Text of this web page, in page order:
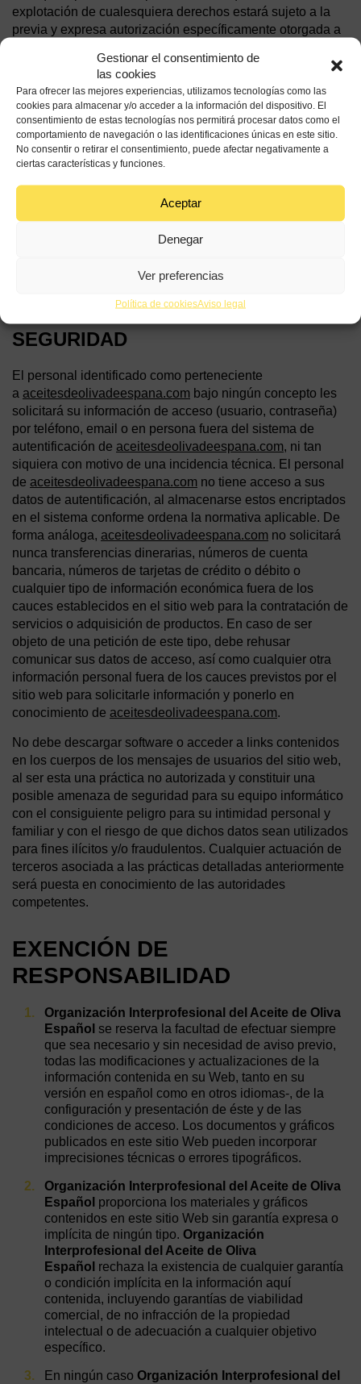
Gestionar el consentimiento de
las cookies
Para ofrecer las mejores experiencias, utilizamos tecnologías como las
cookies para almacenar y/o acceder a la información del dispositivo. El
consentimiento de estas tecnologías nos permitirá procesar datos como el
comportamiento de navegación o las identificaciones únicas en este sitio.
No consentir o retirar el consentimiento, puede afectar negativamente a
ciertas características y funciones.
Aceptar
Denegar
Ver preferencias
Política de cookiesAviso legal
explotación de cualesquiera derechos estará sujeto a la
previa y expresa autorización específicamente otorgada a
Oliva Español o, en su caso, por el tercero titular de los
derechos afectados.
Queda terminantemente prohibida la utilización de tales
elementos, su total o parcial reproducción, comunicación
y/o distribución con fines comerciales o lucrativos, así
como su modificación, alteración, descompilación y/o
cualquier otro acto de explotación del Sitio Web, sus
páginas y/o de los contenidos que en ellas se incorporan.
Para cualquier otro uso distinto de los expresamente
permitidos, será necesario obtener el consentimiento
SEGURIDAD
El personal identificado como perteneciente
a aceitesdeolivadeespana.com bajo ningún concepto les
solicitará su información de acceso (usuario, contraseña)
por teléfono, email o en persona fuera del sistema de
autentificación de aceitesdeolivadeespana.com, ni tan
siquiera con motivo de una incidencia técnica. El personal
de aceitesdeolivadeespana.com no tiene acceso a sus
datos de autentificación, al almacenarse estos encriptados
en el sistema conforme ordena la normativa aplicable. De
forma análoga, aceitesdeolivadeespana.com no solicitará
nunca transferencias dinerarias, números de cuenta
bancaria, números de tarjetas de crédito o débito o
cualquier tipo de información económica fuera de los
cauces establecidos en el sitio web para la contratación de
servicios o adquisición de productos. En caso de ser
objeto de una petición de este tipo, debe rehusar
comunicar sus datos de acceso, así como cualquier otra
información personal fuera de los cauces previstos por el
sitio web para solicitarle información y ponerlo en
conocimiento de aceitesdeolivadeespana.com.
No debe descargar software o acceder a links contenidos
en los cuerpos de los mensajes de usuarios del sitio web,
al ser esta una práctica no autorizada y constituir una
posible amenaza de seguridad para su equipo informático
con el consiguiente peligro para su intimidad personal y
familiar y con el riesgo de que dichos datos sean utilizados
para fines ilícitos y/o fraudulentos. Cualquier actuación de
terceros asociada a las prácticas detalladas anteriormente
será puesta en conocimiento de las autoridades
competentes.
EXENCIÓN DE
RESPONSABILIDAD
Organización Interprofesional del Aceite de Oliva
Español se reserva la facultad de efectuar siempre
que sea necesario y sin necesidad de aviso previo,
todas las modificaciones y actualizaciones de la
información contenida en su Web, tanto en su
versión en español como en otros idiomas-, de la
configuración y presentación de éste y de las
condiciones de acceso. Los documentos y gráficos
publicados en este sitio Web pueden incorporar
imprecisiones técnicas o errores tipográficos.
Organización Interprofesional del Aceite de Oliva
Español proporciona los materiales y gráficos
contenidos en este sitio Web sin garantía expresa o
implícita de ningún tipo. Organización
Interprofesional del Aceite de Oliva
Español rechaza la existencia de cualquier garantía
o condición implícita en la información aquí
contenida, incluyendo garantías de viabilidad
comercial, de no infracción de la propiedad
intelectual o de adecuación a cualquier objetivo
específico.
En ningún caso Organización Interprofesional del